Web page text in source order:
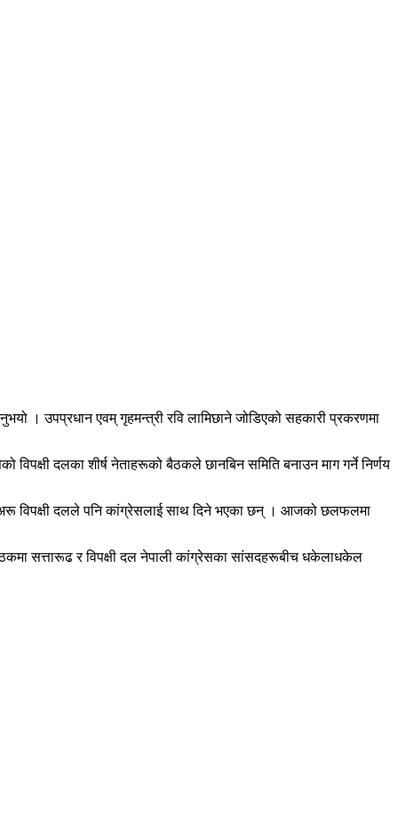
। उपप्रधान एवम् गृहमन्त्री रवि लामिछाने जोडिएको सहकारी प्रकरणमा
दलका शीर्ष नेताहरूको बैठकले छानबिन समिति बनाउन माग गर्ने निर्णय
अरू विपक्षी दलले पनि कांग्रेसलाई साथ दिने भएका छन् । आजको छलफलमा
सत्तारूढ र विपक्षी दल नेपाली कांग्रेसका सांसदहरूबीच धकेलाधकेल